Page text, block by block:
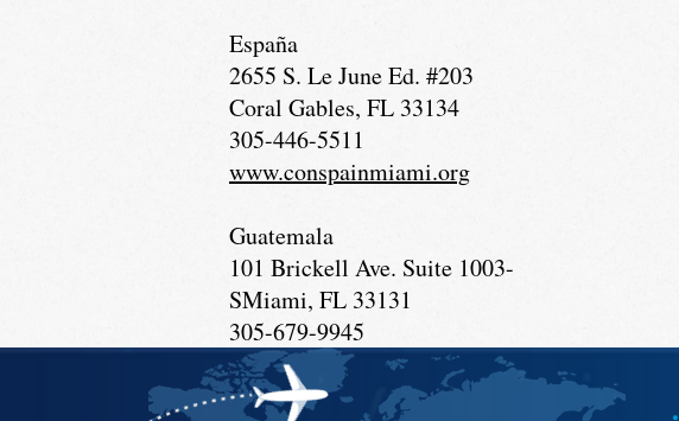
España
2655 S. Le June Ed. #203
Coral Gables, FL 33134
305-446-5511
www.conspainmiami.org
Guatemala
101 Brickell Ave. Suite 1003-
SMiami, FL 33131
305-679-9945